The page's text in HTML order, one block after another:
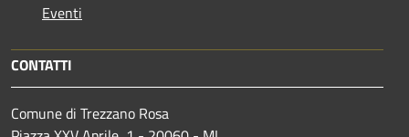
Eventi
CONTATTI
Comune di Trezzano Rosa